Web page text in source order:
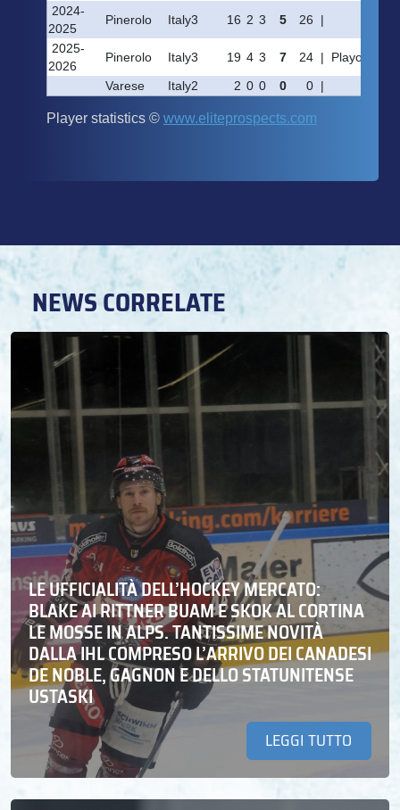
NEWS CORRELATE
LE UFFICIALITÀ DELL’HOCKEY MERCATO:
BLAKE AI RITTNER BUAM E SKOK AL CORTINA
LE MOSSE IN ALPS. TANTISSIME NOVITÀ
DALLA IHL COMPRESO L’ARRIVO DEI CANADESI
DE NOBLE, GAGNON E DELLO STATUNITENSE
USTASKI
LEGGI TUTTO